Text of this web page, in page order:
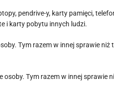
pendrive-y, karty pamięci,
i karty pobytu innych ludzi.
Tym razem w innej sprawie niż
Tym razem w innej sprawie